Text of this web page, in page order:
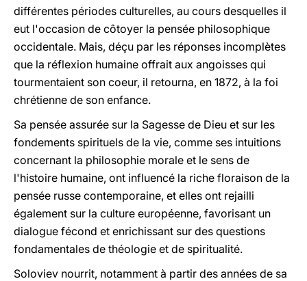
différentes périodes culturelles, au cours desquelles il
eut l'occasion de côtoyer la pensée philosophique
occidentale. Mais, déçu par les réponses incomplètes
que la réflexion humaine offrait aux angoisses qui
tourmentaient son coeur, il retourna, en 1872, à la foi
chrétienne de son enfance.
Sa pensée assurée sur la Sagesse de Dieu et sur les
fondements spirituels de la vie, comme ses intuitions
concernant la philosophie morale et le sens de
l'histoire humaine, ont influencé la riche floraison de la
pensée russe contemporaine, et elles ont rejailli
également sur la culture européenne, favorisant un
dialogue fécond et enrichissant sur des questions
fondamentales de théologie et de spiritualité.
Soloviev nourrit, notamment à partir des années de sa